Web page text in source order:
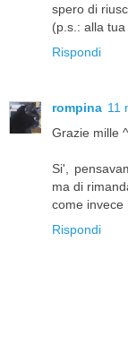
spero di
(p.s.: alla
Rispondi
rompina 11
Grazie mille
Si',
ma di
come invece
Rispondi